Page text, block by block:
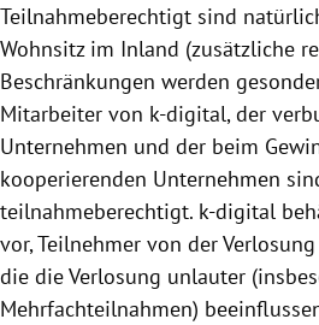
Teilnahmeberechtigt sind
Wohnsitz im Inland (zusätzliche
Beschränkungen werden
Mitarbeiter von k-digital, der
Unternehmen und der beim
kooperierenden Unternehmen
teilnahmeberechtigt. k-digital
vor, Teilnehmer von der
die die Verlosung unlauter
Mehrfachteilnahmen)